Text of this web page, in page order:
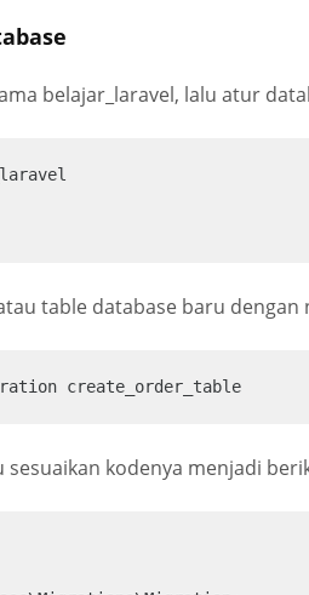
belajar_laravel, lalu atur
table database baru dengan
create_order_table
sesuaikan kodenya menjadi